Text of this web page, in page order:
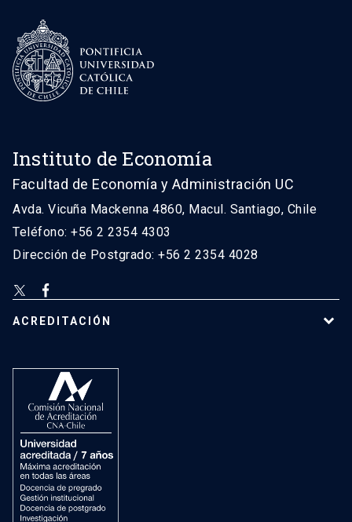
Instituto de Economía
Facultad de Economía y Administración UC
Avda. Vicuña Mackenna 4860, Macul. Santiago, Chile
Teléfono: +56 2 2354 4303
Dirección de Postgrado: +56 2 2354 4028
ACREDITACIÓN